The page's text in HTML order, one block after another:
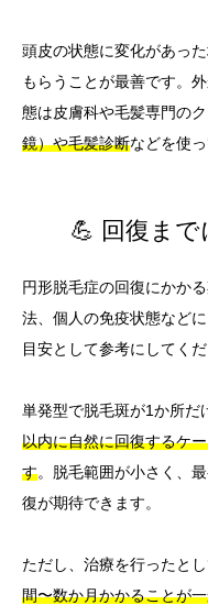
頭皮の状態に変化があっ
もらうことが最善です。
態は皮膚科や毛髪専門の
鏡）や毛髪診断などを使
💪 回復ま
円形脱毛症の回復にかか
法、個人の免疫状態など
目安として参考にしてくだ
単発型で脱毛斑が1か所だ
以内に自然に回復するケ
す。脱毛範囲が小さく、
復が期待できます。
ただし、治療を行ったと
間〜数か月かかることが